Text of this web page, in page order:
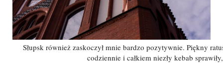
Słupsk również zaskoczył mnie bardzo pozytywnie. Piękny
codziennie i całkiem niezły kebab